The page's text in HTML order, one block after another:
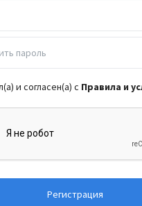
и согласен(а) с Правила и
Регистрация